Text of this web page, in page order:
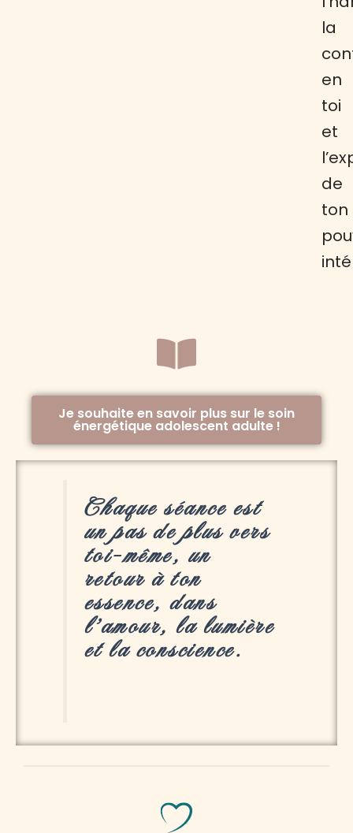
la
en
toi
et
de
ton
Je souhaite en savoir plus sur le soin
énergétique adolescent adulte !
Chaque séance est
un pas de plus vers
toi-même, un
retour à ton
essence, dans
l’amour, la lumière
et la conscience.